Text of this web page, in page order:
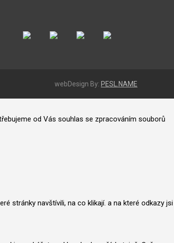
webDesign By: PESL.NAME
od Vás souhlas se zpracováním souborů
stránky navštívili, na co klikají. a na které odkazy jsi